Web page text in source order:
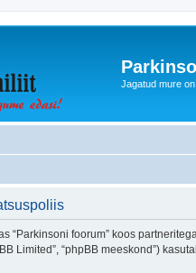
Jagatud mure
foorum” koos
Limited”, “phpBB meeskond”)